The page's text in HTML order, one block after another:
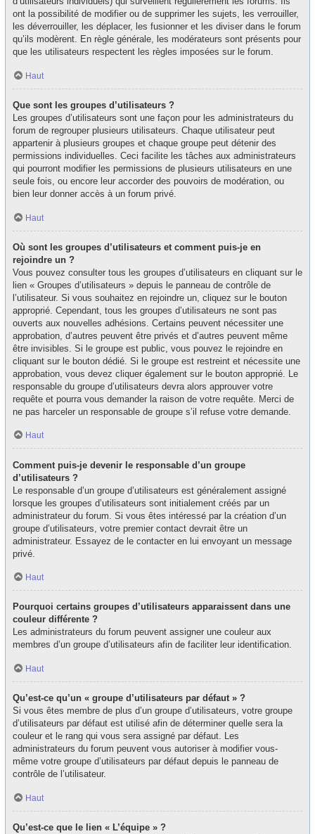
ont la possibilité de modifier ou de supprimer les sujets, les verrouiller,
les déverrouiller, les déplacer, les fusionner et les diviser dans le forum
qu’ils modèrent. En règle générale, les modérateurs sont présents pour
que les utilisateurs respectent les règles imposées sur le forum.
Haut
Que sont les groupes d’utilisateurs ?
Les groupes d’utilisateurs sont une façon pour les administrateurs du
forum de regrouper plusieurs utilisateurs. Chaque utilisateur peut
appartenir à plusieurs groupes et chaque groupe peut détenir des
permissions individuelles. Ceci facilite les tâches aux administrateurs
qui pourront modifier les permissions de plusieurs utilisateurs en une
seule fois, ou encore leur accorder des pouvoirs de modération, ou
bien leur donner accès à un forum privé.
Haut
Où sont les groupes d’utilisateurs et comment puis-je en
rejoindre un ?
Vous pouvez consulter tous les groupes d’utilisateurs en cliquant sur le
lien « Groupes d’utilisateurs » depuis le panneau de contrôle de
l’utilisateur. Si vous souhaitez en rejoindre un, cliquez sur le bouton
approprié. Cependant, tous les groupes d’utilisateurs ne sont pas
ouverts aux nouvelles adhésions. Certains peuvent nécessiter une
approbation, d’autres peuvent être privés et d’autres peuvent même
être invisibles. Si le groupe est public, vous pouvez le rejoindre en
cliquant sur le bouton dédié. Si le groupe est restreint et nécessite une
approbation, vous devez cliquer également sur le bouton approprié. Le
responsable du groupe d’utilisateurs devra alors approuver votre
requête et pourra vous demander la raison de votre requête. Merci de
ne pas harceler un responsable de groupe s’il refuse votre demande.
Haut
Comment puis-je devenir le responsable d’un groupe
d’utilisateurs ?
Le responsable d’un groupe d’utilisateurs est généralement assigné
lorsque les groupes d’utilisateurs sont initialement créés par un
administrateur du forum. Si vous êtes intéressé par la création d’un
groupe d’utilisateurs, votre premier contact devrait être un
administrateur. Essayez de le contacter en lui envoyant un message
privé.
Haut
Pourquoi certains groupes d’utilisateurs apparaissent dans une
couleur différente ?
Les administrateurs du forum peuvent assigner une couleur aux
membres d’un groupe d’utilisateurs afin de faciliter leur identification.
Haut
Qu’est-ce qu’un « groupe d’utilisateurs par défaut » ?
Si vous êtes membre de plus d’un groupe d’utilisateurs, votre groupe
d’utilisateurs par défaut est utilisé afin de déterminer quelle sera la
couleur et le rang qui vous sera assigné par défaut. Les
administrateurs du forum peuvent vous autoriser à modifier vous-
même votre groupe d’utilisateurs par défaut depuis le panneau de
contrôle de l’utilisateur.
Haut
Qu’est-ce que le lien « L’équipe » ?